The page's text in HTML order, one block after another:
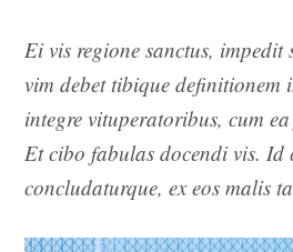
Ei vis regione sanctus, impedit
vim debet tibique definitionem
integre vituperatoribus, cum
Et cibo fabulas docendi vis. Id
concludaturque, ex eos malis